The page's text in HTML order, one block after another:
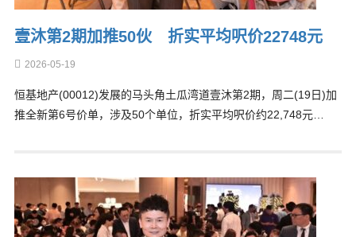
壹沐第2期加推50伙 折实平均呎价22748元
2026-05-19
恒基地产(00012)发展的马头角土瓜湾道壹沐第2期，周二(19日)加
推全新第6号价单，涉及50个单位，折实平均呎价约22,748元…